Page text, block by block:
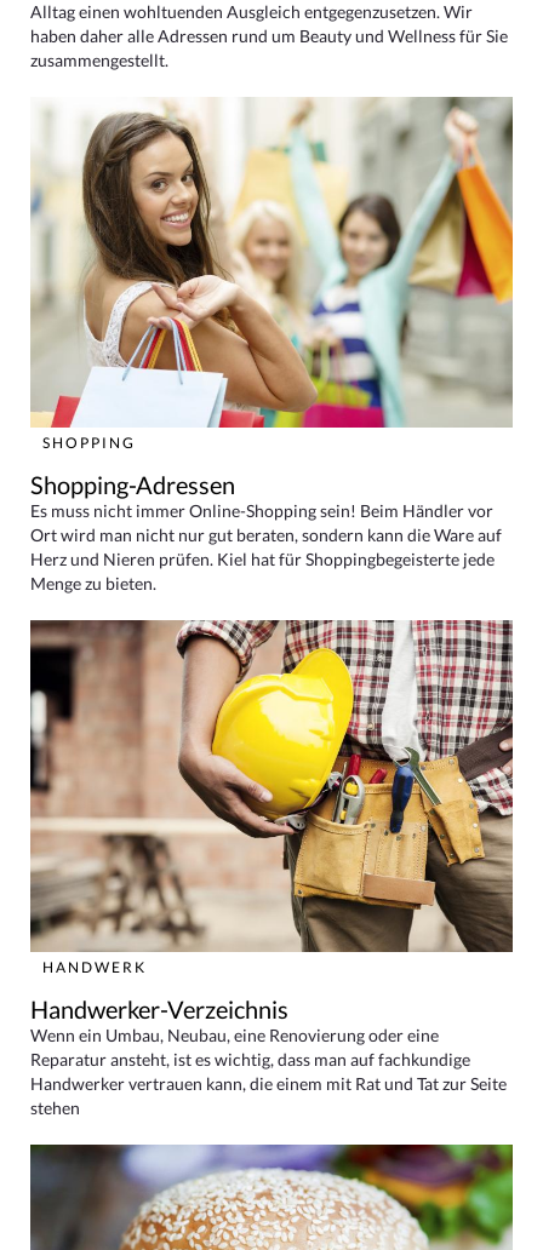
Alltag einen wohltuenden Ausgleich entgegenzusetzen. Wir
haben daher alle Adressen rund um Beauty und Wellness für Sie
zusammengestellt.
SHOPPING
Shopping-Adressen
Es muss nicht immer Online-Shopping sein! Beim Händler vor
Ort wird man nicht nur gut beraten, sondern kann die Ware auf
Herz und Nieren prüfen. Kiel hat für Shoppingbegeisterte jede
Menge zu bieten.
HANDWERK
Handwerker-Verzeichnis
Wenn ein Umbau, Neubau, eine Renovierung oder eine
Reparatur ansteht, ist es wichtig, dass man auf fachkundige
Handwerker vertrauen kann, die einem mit Rat und Tat zur Seite
stehen